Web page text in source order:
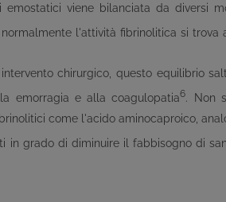
viene bilanciata da diversi
l'attività fibrinolitica si trova
chirurgico, questo equilibrio
emorragia e alla coagulopatia6. Non
come l'acido aminocaproico,
in grado di diminuire il fabbisogno di